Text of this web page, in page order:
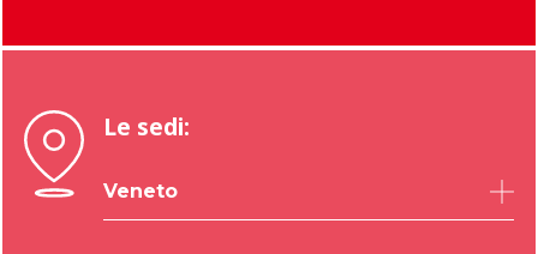
Le sedi:
Veneto